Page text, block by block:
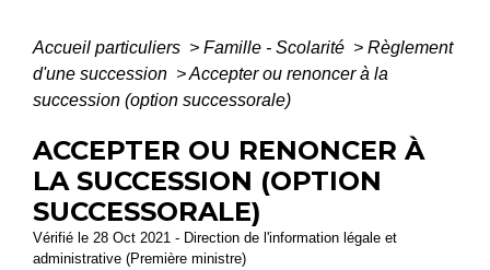
Accueil particuliers > Famille - Scolarité > Règlement
d'une succession >Accepter ou renoncer à la
succession (option successorale)
ACCEPTER OU RENONCER À
LA SUCCESSION (OPTION
SUCCESSORALE)
Vérifié le 28 Oct 2021 - Direction de l'information légale et
administrative (Première ministre)